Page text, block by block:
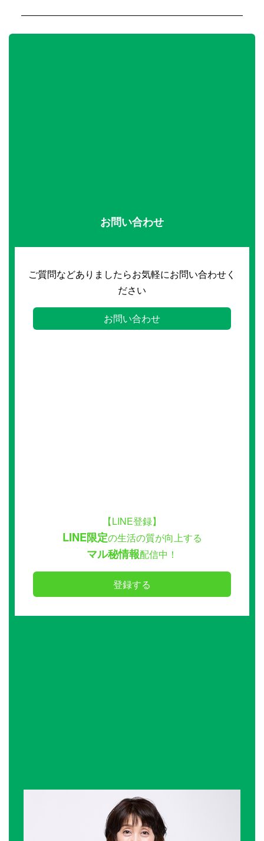
お問い合わせ
ご質問などありましたらお気軽にお問い合わせく
ださい
お問い合わせ
【LINE登録】
LINE限定の生活の質が向上する
マル秘情報配信中！
登録する